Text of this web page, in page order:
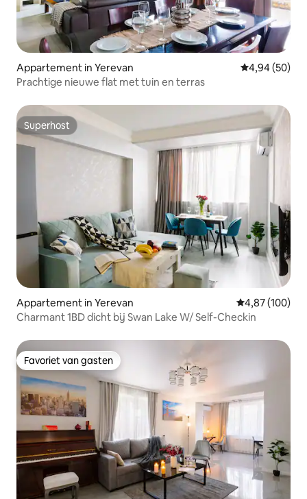
Appartement in Yerevan Gemiddelde
4,94 (50)
Prachtige nieuwe flat met tuin en terras
Superhost
Superhost
Appartement in Yerevan Gemiddelde
4,87 (100)
Charmant 1BD dicht bij Swan Lake W/ Self-Checkin
Favoriet van gasten
Favoriet van gasten